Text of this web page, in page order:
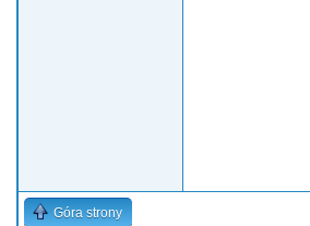
Góra strony